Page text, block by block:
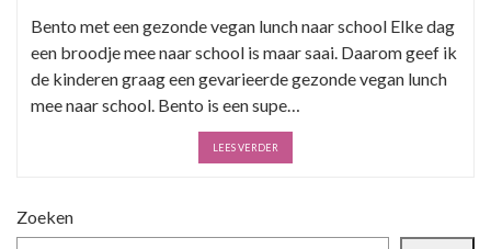
Bento met een gezonde vegan lunch naar school Elke dag
een broodje mee naar school is maar saai. Daarom geef ik
de kinderen graag een gevarieerde gezonde vegan lunch
mee naar school. Bento is een supe…
LEES VERDER
Zoeken